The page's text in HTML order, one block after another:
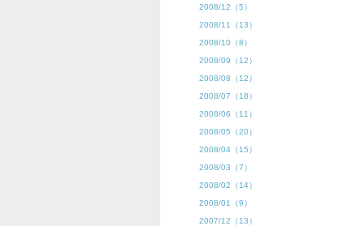
2008/12（5）
2008/11（13）
2008/10（8）
2008/09（12）
2008/08（12）
2008/07（18）
2008/06（11）
2008/05（20）
2008/04（15）
2008/03（7）
2008/02（14）
2008/01（9）
2007/12（13）